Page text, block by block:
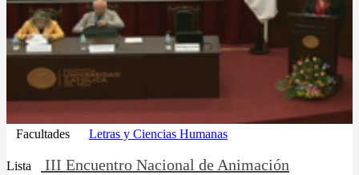
Facultades Letras y Ciencias Humanas
Lista
III Encuentro Nacional de Animación